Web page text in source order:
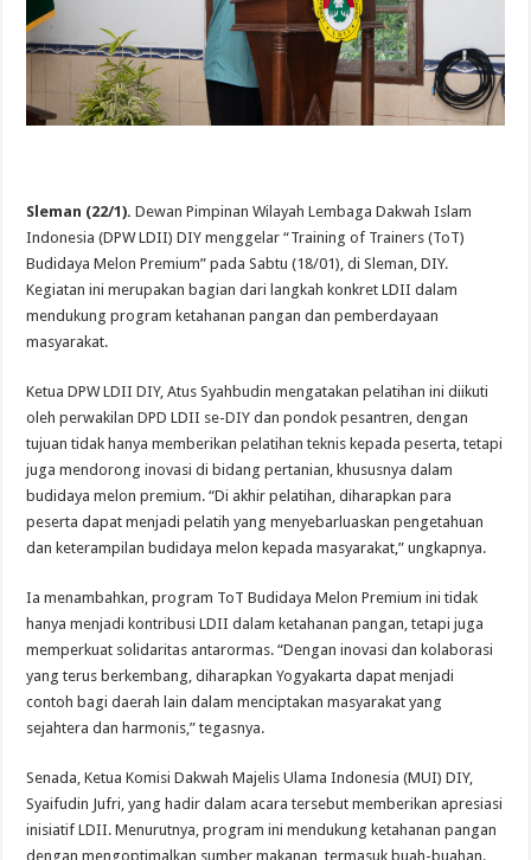
Sleman (22/1). Dewan Pimpinan Wilayah Lembaga Dakwah Islam
Indonesia (DPW LDII) DIY menggelar “Training of Trainers (ToT)
Budidaya Melon Premium” pada Sabtu (18/01), di Sleman, DIY.
Kegiatan ini merupakan bagian dari langkah konkret LDII dalam
mendukung program ketahanan pangan dan pemberdayaan
masyarakat.
Ketua DPW LDII DIY, Atus Syahbudin mengatakan pelatihan ini diikuti
oleh perwakilan DPD LDII se-DIY dan pondok pesantren, dengan
tujuan tidak hanya memberikan pelatihan teknis kepada peserta, tetapi
juga mendorong inovasi di bidang pertanian, khususnya dalam
budidaya melon premium. “Di akhir pelatihan, diharapkan para
peserta dapat menjadi pelatih yang menyebarluaskan pengetahuan
dan keterampilan budidaya melon kepada masyarakat,” ungkapnya.
Ia menambahkan, program ToT Budidaya Melon Premium ini tidak
hanya menjadi kontribusi LDII dalam ketahanan pangan, tetapi juga
memperkuat solidaritas antarormas. “Dengan inovasi dan kolaborasi
yang terus berkembang, diharapkan Yogyakarta dapat menjadi
contoh bagi daerah lain dalam menciptakan masyarakat yang
sejahtera dan harmonis,” tegasnya.
Senada, Ketua Komisi Dakwah Majelis Ulama Indonesia (MUI) DIY,
Syaifudin Jufri, yang hadir dalam acara tersebut memberikan apresiasi
inisiatif LDII. Menurutnya, program ini mendukung ketahanan pangan
dengan mengoptimalkan sumber makanan, termasuk buah-buahan.